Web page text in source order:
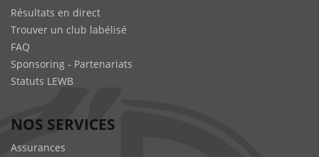
Résultats en direct
Trouver un club labélisé
FAQ
Sponsoring - Partenariats
Statuts LEWB
NOS SERVICES
Assurances